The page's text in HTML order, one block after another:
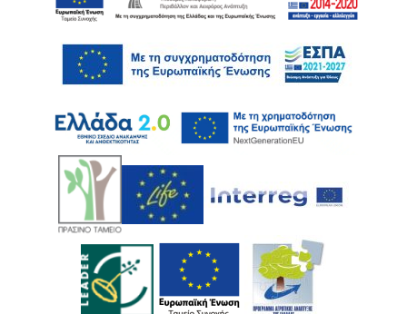
Ακολουθήστε μας